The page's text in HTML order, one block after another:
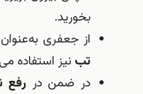
بخورید.
از جعفری به‌عنوان
نیز استفاده می‌کنند
در ضمن دررفع